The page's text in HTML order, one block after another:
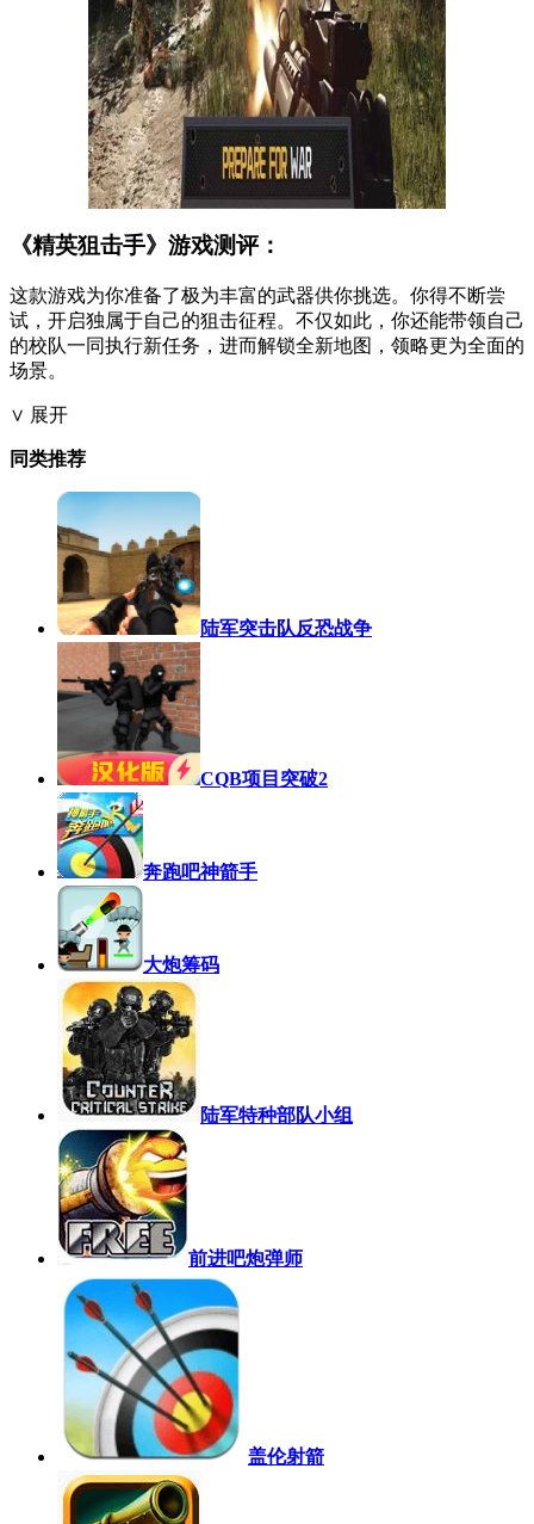
《精英狙击手》游戏测评：
这款游戏为你准备了极为丰富的武器供你挑选。你得不断尝
试，开启独属于自己的狙击征程。不仅如此，你还能带领自己
的校队一同执行新任务，进而解锁全新地图，领略更为全面的
场景。
∨ 展开
同类推荐
陆军突击队反恐战争
CQB项目突破2
奔跑吧神箭手
大炮筹码
陆军特种部队小组
前进吧炮弹师
盖伦射箭